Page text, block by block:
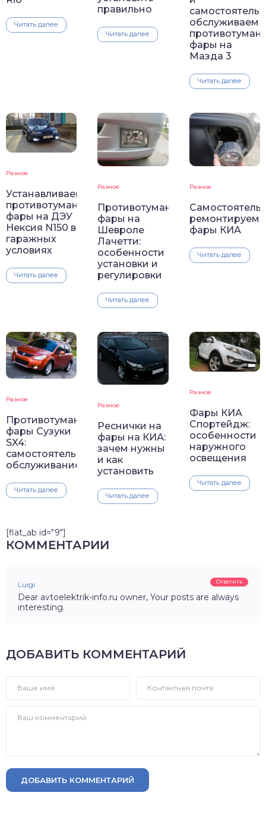
Читать далее
правильно
Читать далее
обслуживаем
фары на
Мазда 3
Читать далее
Разное
Устанавливаем
противотуманные
фары на ДЭУ
Нексия N150 в
гаражных
условиях
Читать далее
Разное
Противотуманные
фары на
Шевроле
Лачетти:
особенности
установки и
регулировки
Читать далее
Разное
ремонтируем
фары КИА
Читать далее
Разное
Противотуманные
фары Сузуки
SX4:
самостоятельное
обслуживание
Читать далее
Разное
Реснички на
фары на КИА:
зачем нужны
и как
установить
Читать далее
Разное
Фары КИА
Спортейдж:
особенности
наружного
освещения
Читать далее
[flat_ab id="9"]
КОММЕНТАРИИ
Luigi Ответить
Dear avtoelektrik-info.ru owner, Your posts are always
interesting.
ДОБАВИТЬ КОММЕНТАРИЙ
ДОБАВИТЬ КОММЕНТАРИЙ